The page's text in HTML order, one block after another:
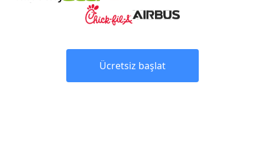
Ücretsiz başlat